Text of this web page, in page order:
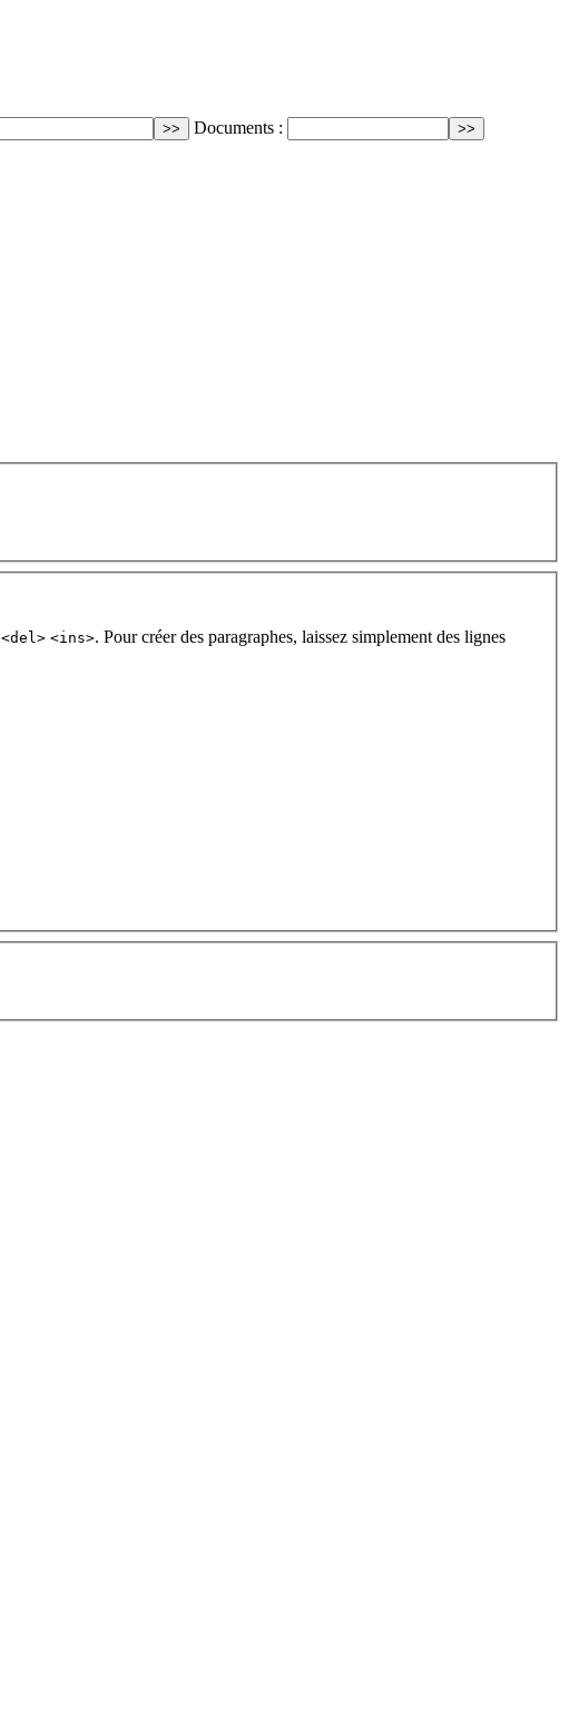
Documents :
<del> <ins>. Pour créer des paragraphes, laissez simplement des lignes